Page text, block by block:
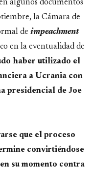
algunos documentos
la Cámara de
de impeachment
en la eventualidad de
haber utilizado el
a Ucrania con
presidencial de Joe
que el proceso
convirtiéndose
su momento contra